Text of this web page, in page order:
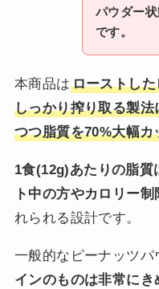
パウダー
です。
本商品はローストし
しっかり搾り取る製
つつ脂質を70%大幅カ
1食(12g)あたりの脂質
ト中の方やカロリー
れられる設計です。
一般的なピーナッツパ
インのものは非常に